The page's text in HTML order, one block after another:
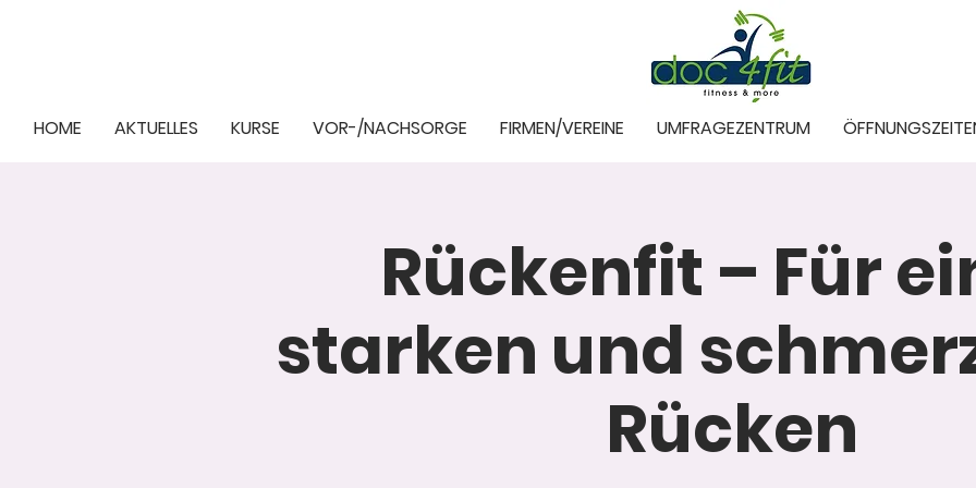
HOME AKTUELLES KURSE VOR-/NACHSORGE FIRMEN/VEREINE UMFRAGEZENTRUM
Rückenfit – Für
starken und
Rücken